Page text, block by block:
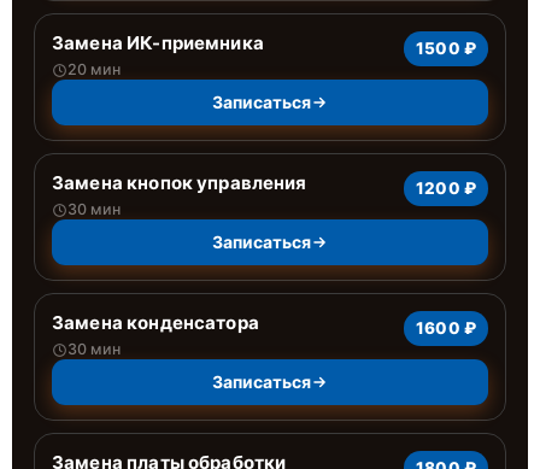
Замена ИК-приемника
20 мин
1500 ₽
Записаться
Замена кнопок управления
30 мин
1200 ₽
Записаться
Замена конденсатора
30 мин
1600 ₽
Записаться
Замена платы обработки